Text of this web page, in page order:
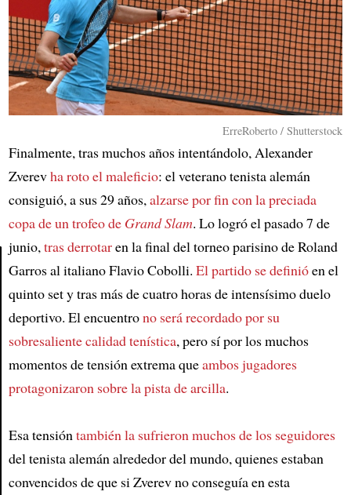
Article
ErreRoberto / Shutterstock
Finalmente, tras muchos años intentándolo, Alexander
Zverevha roto el maleficio: el veterano tenista alemán
consiguió, a sus 29 años,alzarse por fin con la preciada
copa de un trofeo de Grand Slam. Lo logró el pasado 7 de
junio,tras derrotaren la final del torneo parisino de Roland
Garros al italiano Flavio Cobolli. El partido se definióen el
quinto set y tras más de cuatro horas de intensísimo duelo
deportivo. El encuentrono será recordado por su
sobresaliente calidad tenística, pero sí por los muchos
momentos de tensión extrema queambos jugadores
protagonizaron sobre la pista de arcilla.
Esa tensióntambién la sufrieron muchos de los seguidores
del tenista alemán alrededor del mundo, quienes estaban
convencidos de que si Zverev no conseguía en esta